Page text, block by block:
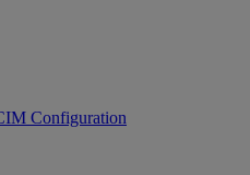
Configuration